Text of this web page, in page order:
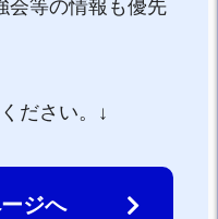
会等の情報も優先
ださい。↓
ジへ